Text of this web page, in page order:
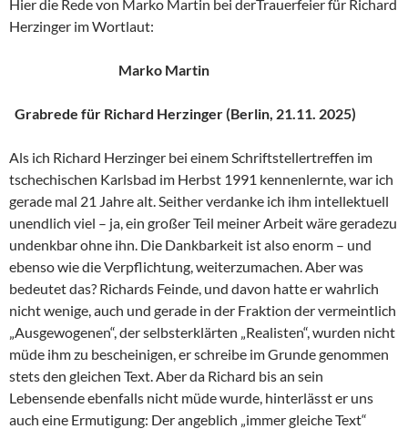
Hier die Rede von Marko Martin bei derTrauerfeier für Richard
Herzinger im Wortlaut:
Marko Martin
Grabrede für Richard Herzinger (Berlin, 21.11. 2025)
Als ich Richard Herzinger bei einem Schriftstellertreffen im
tschechischen Karlsbad im Herbst 1991 kennenlernte, war ich
gerade mal 21 Jahre alt. Seither verdanke ich ihm intellektuell
unendlich viel – ja, ein großer Teil meiner Arbeit wäre geradezu
undenkbar ohne ihn. Die Dankbarkeit ist also enorm – und
ebenso wie die Verpflichtung, weiterzumachen. Aber was
bedeutet das? Richards Feinde, und davon hatte er wahrlich
nicht wenige, auch und gerade in der Fraktion der vermeintlich
„Ausgewogenen“, der selbsterklärten „Realisten“, wurden nicht
müde ihm zu bescheinigen, er schreibe im Grunde genommen
stets den gleichen Text. Aber da Richard bis an sein
Lebensende ebenfalls nicht müde wurde, hinterlässt er uns
auch eine Ermutigung: Der angeblich „immer gleiche Text“